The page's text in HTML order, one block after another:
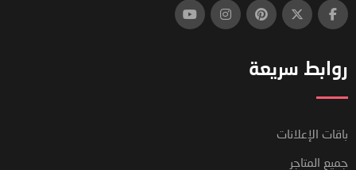
روابط سريعة
باقات الإعلانات
جميع المتاجر